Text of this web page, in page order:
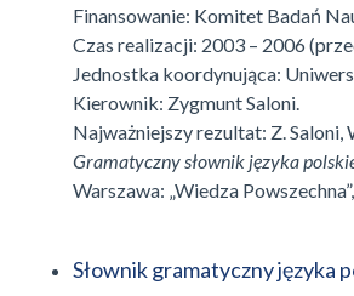
Finansowanie: Komitet Badań
Czas realizacji: 2003 – 2006
Jednostka koordynująca:
Kierownik: Zygmunt Saloni.
Najważniejszy rezultat: Z. Saloni,
Gramatyczny słownik języka
Warszawa: „Wiedza
Słownik gramatyczny języka